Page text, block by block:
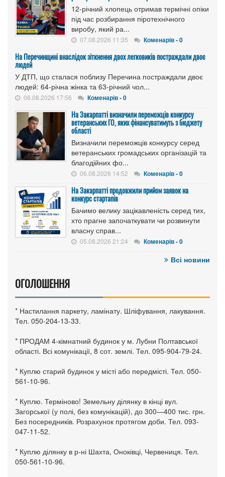
12-річний хлопець отримав термічні опіки
під час розбирання піротехнічного
виробу, який ра...
07.08.2026 11:35 Коменарів - 0
На Перечинщині внаслідок зіткнення двох легковиків постраждали двоє
людей
У ДТП, що сталася поблизу Перечина постраждали двоє
людей: 64-річна жінка та 63-річний чол...
06.08.2026 17:56 Коменарів - 0
На Закарпатті визначили переможців конкурсу
ветеранських ГО, яких фінансуватимуть з бюджету
області
Визначили переможців конкурсу серед
ветеранських громадських організацій та
благодійних фо...
06.08.2026 14:52 Коменарів - 0
На Закарпатті продовжили прийом заявок на
конкурс стартапів
Бачимо велику зацікавленість серед тих,
хто прагне започаткувати чи розвинути
власну справ...
05.08.2026 21:24 Коменарів - 0
Всі новини
ОГОЛОШЕННЯ
* Настилання паркету, ламінату. Шліфування, лакування.
Тел. 050-204-13-33.
* ПРОДАМ 4-кімнатний будинок у м. Лубни Полтавської
області. Всі комунікації, 8 сот. землі. Тел. 095-904-79-24.
* Куплю старий будинок у місті або передмісті. Тел. 050-
561-10-96.
* Куплю. Терміново! Земельну ділянку в кінці вул.
Загорської (у полі, без комунікацій), до 300—400 тис. грн.
Без посередників. Розрахунок протягом доби. Тел. 093-
047-11-52.
* Куплю ділянку в р-ні Шахта, Оноківці, Червениця. Тел.
050-561-10-96.